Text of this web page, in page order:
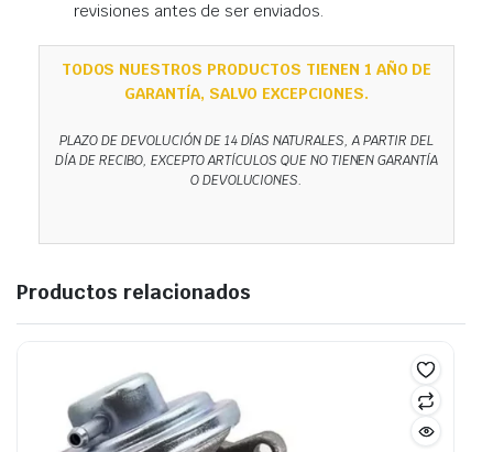
revisiones antes de ser enviados.
TODOS NUESTROS PRODUCTOS TIENEN 1 AÑO DE
GARANTÍA, SALVO EXCEPCIONES.
PLAZO DE DEVOLUCIÓN DE 14 DÍAS NATURALES, A PARTIR DEL
DÍA DE RECIBO, EXCEPTO ARTÍCULOS QUE NO TIENEN GARANTÍA
O DEVOLUCIONES.
Productos relacionados